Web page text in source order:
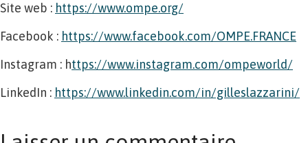
Site web : https://www.ompe.org/
Facebook : https://www.facebook.com/OMPE.FRANCE
Instagram : https://www.instagram.com/ompeworld/
LinkedIn : https://www.linkedin.com/in/gilleslazzarini/